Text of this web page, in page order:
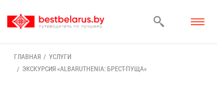
ГЛАВ­НАЯ
УСЛУ­ГИ
ЭКС­КУР­СИЯ «АLBARUTHENIA: БРЕСТ-ПУ­ЩА»